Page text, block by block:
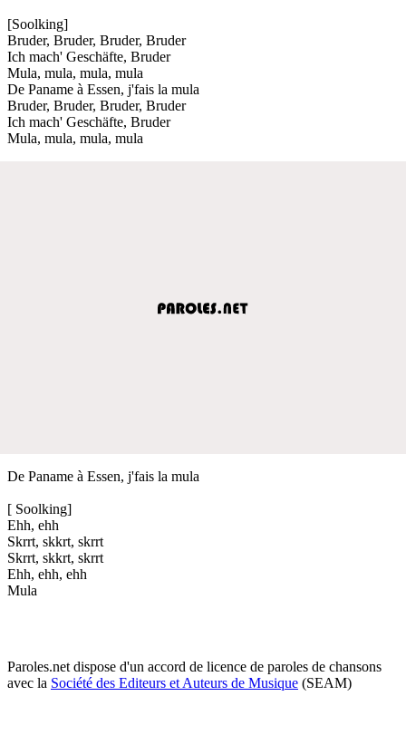
[Soolking]
Bruder, Bruder, Bruder, Bruder
Ich mach' Geschäfte, Bruder
Mula, mula, mula, mula
De Paname à Essen, j'fais la mula
Bruder, Bruder, Bruder, Bruder
Ich mach' Geschäfte, Bruder
Mula, mula, mula, mula
De Paname à Essen, j'fais la mula
[ Soolking]
Ehh, ehh
Skrrt, skkrt, skrrt
Skrrt, skkrt, skrrt
Ehh, ehh, ehh
Mula
Paroles.net dispose d'un accord de licence de paroles de chansons
avec la Société des Editeurs et Auteurs de Musique (SEAM)